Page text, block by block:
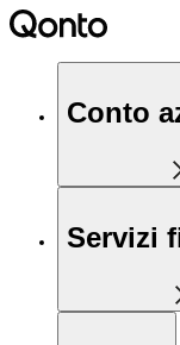
Conto
Servizi